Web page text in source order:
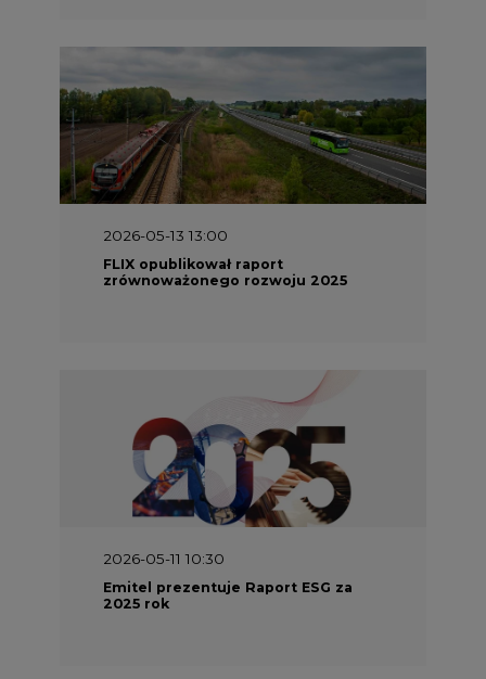
2026-05-13 13:00
FLIX opublikował raport
zrównoważonego rozwoju 2025
2026-05-11 10:30
Emitel prezentuje Raport ESG za
2025 rok